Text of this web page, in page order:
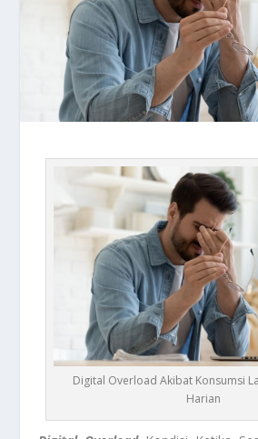
Digital Overload Akibat Konsumsi
Harian